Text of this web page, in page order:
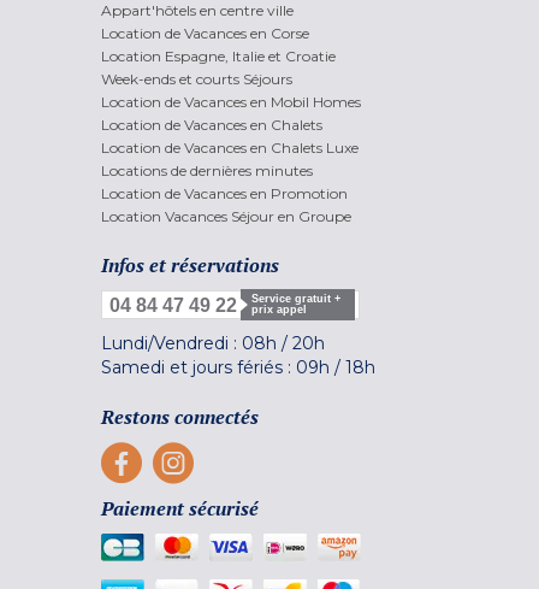
Appart'hôtels en centre ville
Location de Vacances en Corse
Location Espagne, Italie et Croatie
Week-ends et courts Séjours
Location de Vacances en Mobil Homes
Location de Vacances en Chalets
Location de Vacances en Chalets Luxe
Locations de dernières minutes
Location de Vacances en Promotion
Location Vacances Séjour en Groupe
Infos et réservations
04 84 47 49 22
Service gratuit +
prix appel
Lundi/Vendredi : 08h / 20h
Samedi et jours fériés : 09h / 18h
Restons connectés
Paiement sécurisé